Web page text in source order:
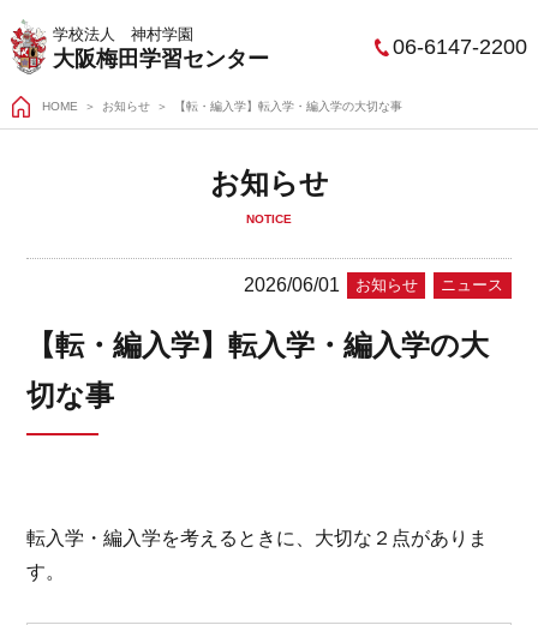
学校法人 神村学園
大阪梅田学習センター 06-6147-2200
HOME ＞ お知らせ 【転・編入学】転入学・編入学の大切な事
お知らせ
NOTICE
2026/06/01 お知らせ ニュース
【転・編入学】転入学・編入学の大
切な事
転入学・編入学を考えるときに、大切な２点がありま
す。